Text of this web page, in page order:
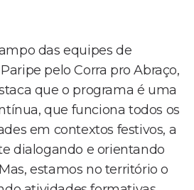
das equipes de
pelo Corra pro Abraço,
que o programa é uma
que funciona todos os
em contextos festivos, a
dialogando e orientando
estamos no território o